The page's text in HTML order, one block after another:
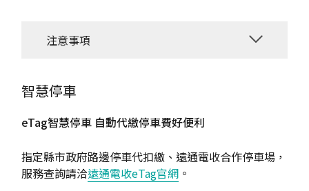
注意事項
智慧停車
eTag智慧停車 自動代繳停車費好便利
指定縣市政府路邊停車代扣繳、遠通電收合作停車場，
服務查詢請洽遠通電收eTag官網 。